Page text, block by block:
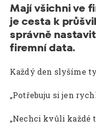
Mají všichni ve
je cesta k
správně
firemní data.
Každý den slyšíme
„Potřebuju si jen
„Nechci kvůli každé